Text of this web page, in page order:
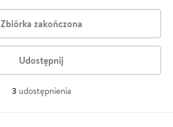
Zbiórka zakończona
Udostępnij
3 udostępnienia